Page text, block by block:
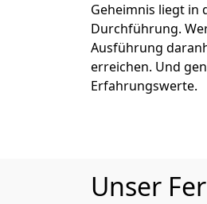
Geheimnis liegt in
Durchführung.
Ausführung
erreichen. Und
Erfahrungswerte.
Unser